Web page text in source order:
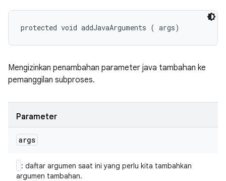
protected void addJavaArguments ( args)
Mengizinkan penambahan parameter java tambahan ke
pemanggilan subproses.
Parameter
args
: daftar argumen saat ini yang perlu kita tambahkan
argumen tambahan.